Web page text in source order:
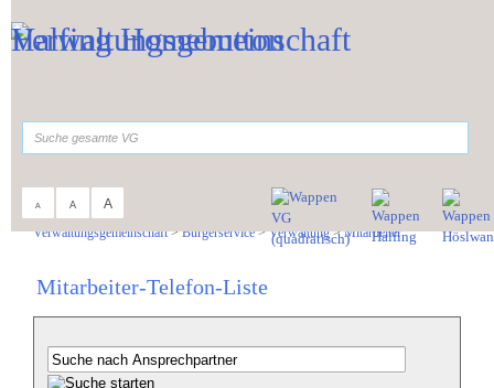
A A A
Verwaltungsgemeinschaft>Bürgerservice>Verwaltung>Mitarbeiter
Mitarbeiter-Telefon-Liste